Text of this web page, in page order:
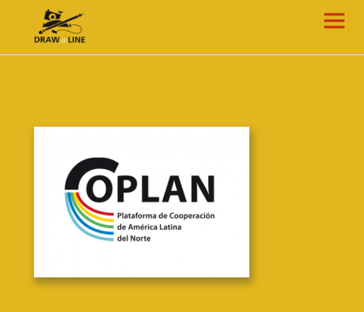
Draw-a-Line Grafik- und Web-Design